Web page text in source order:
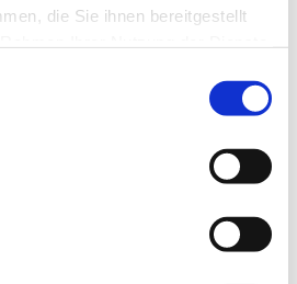
die Sie ihnen bereitgestellt
Uhr